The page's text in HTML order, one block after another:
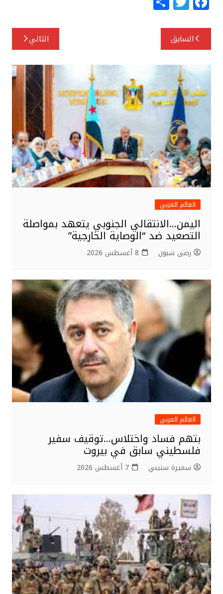
a
c
e
b
o
o
k
w
itt
e
r
h
تصفّح
المقالات
السابق التالي
العالم العربي
اليمن…الانتقالي الجنوبي يتعهد بمواصلة
التصعيد ضد “الوصاية الخارجية”
رضى شبون 8 أغسطس 2026
العالم العربي
بتهم فساد واختلاس…توقيف سفير
فلسطيني سابق في بيروت
سميرة سنيني 7 أغسطس 2026